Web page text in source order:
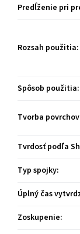
Predĺženie pri
Rozsah použitia:
Spôsob použitia:
Tvorba
Tvrdosť podľa
Typ spojky:
Úplný čas
Zoskupenie: